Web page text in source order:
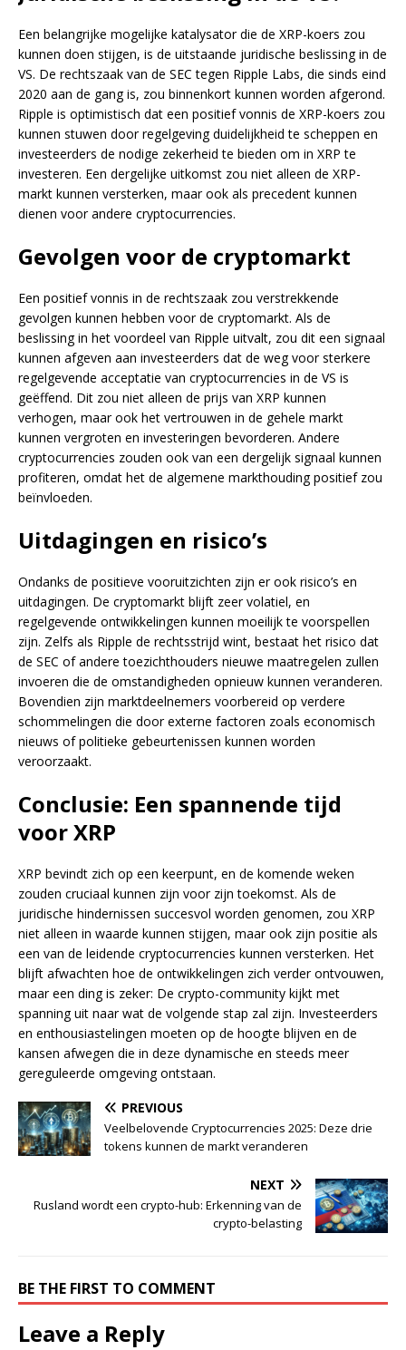
Een belangrijke mogelijke katalysator die de XRP-koers zou
kunnen doen stijgen, is de uitstaande juridische beslissing in de
VS. De rechtszaak van de SEC tegen Ripple Labs, die sinds eind
2020 aan de gang is, zou binnenkort kunnen worden afgerond.
Ripple is optimistisch dat een positief vonnis de XRP-koers zou
kunnen stuwen door regelgeving duidelijkheid te scheppen en
investeerders de nodige zekerheid te bieden om in XRP te
investeren. Een dergelijke uitkomst zou niet alleen de XRP-
markt kunnen versterken, maar ook als precedent kunnen
dienen voor andere cryptocurrencies.
Gevolgen voor de cryptomarkt
Een positief vonnis in de rechtszaak zou verstrekkende
gevolgen kunnen hebben voor de cryptomarkt. Als de
beslissing in het voordeel van Ripple uitvalt, zou dit een signaal
kunnen afgeven aan investeerders dat de weg voor sterkere
regelgevende acceptatie van cryptocurrencies in de VS is
geëffend. Dit zou niet alleen de prijs van XRP kunnen
verhogen, maar ook het vertrouwen in de gehele markt
kunnen vergroten en investeringen bevorderen. Andere
cryptocurrencies zouden ook van een dergelijk signaal kunnen
profiteren, omdat het de algemene markthouding positief zou
beïnvloeden.
Uitdagingen en risico’s
Ondanks de positieve vooruitzichten zijn er ook risico’s en
uitdagingen. De cryptomarkt blijft zeer volatiel, en
regelgevende ontwikkelingen kunnen moeilijk te voorspellen
zijn. Zelfs als Ripple de rechtsstrijd wint, bestaat het risico dat
de SEC of andere toezichthouders nieuwe maatregelen zullen
invoeren die de omstandigheden opnieuw kunnen veranderen.
Bovendien zijn marktdeelnemers voorbereid op verdere
schommelingen die door externe factoren zoals economisch
nieuws of politieke gebeurtenissen kunnen worden
veroorzaakt.
Conclusie: Een spannende tijd
voor XRP
XRP bevindt zich op een keerpunt, en de komende weken
zouden cruciaal kunnen zijn voor zijn toekomst. Als de
juridische hindernissen succesvol worden genomen, zou XRP
niet alleen in waarde kunnen stijgen, maar ook zijn positie als
een van de leidende cryptocurrencies kunnen versterken. Het
blijft afwachten hoe de ontwikkelingen zich verder ontvouwen,
maar een ding is zeker: De crypto-community kijkt met
spanning uit naar wat de volgende stap zal zijn. Investeerders
en enthousiastelingen moeten op de hoogte blijven en de
kansen afwegen die in deze dynamische en steeds meer
gereguleerde omgeving ontstaan.
PREVIOUS
Veelbelovende Cryptocurrencies 2025: Deze drie
tokens kunnen de markt veranderen
NEXT
Rusland wordt een crypto-hub: Erkenning van de
crypto-belasting
BE THE FIRST TO COMMENT
Leave a Reply